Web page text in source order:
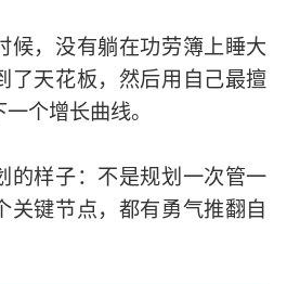
候，没有躺在功劳簿上睡大
了天花板，然后用自己最擅
个增长曲线。
的样子：不是规划一次管一
关键节点，都有勇气推翻自